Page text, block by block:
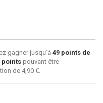
gagner jusqu'à 49 points de
points pouvant être
de 4,90 €.